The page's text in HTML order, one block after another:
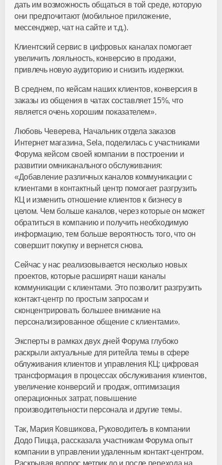
дать им возможность общаться в той среде, которую
они предпочитают (мобильное приложение,
мессенджер, чат на сайте и т.д.).
Клиентский сервис в цифровых каналах помогает
увеличить лояльность, конверсию в продажи,
привлечь новую аудиторию и снизить издержки.
В среднем, по кейсам наших клиентов, конверсия в
заказы из общения в чатах составляет 15%, что
является очень хорошим показателем».
Любовь Чеверева, Начальник отдела заказов
Интернет магазина, Sela, поделилась с участниками
Форума кейсом своей компании в построении и
развитии омниканального обслуживания:
«Добавление различных каналов коммуникации с
клиентами в контактный центр помогает разгрузить
КЦ и изменить отношение клиентов к бизнесу в
целом. Чем больше каналов, через которые он может
обратиться в компанию и получить необходимую
информацию, тем больше вероятность того, что он
совершит покупку и вернется снова.
Сейчас у нас реализовывается несколько новых
проектов, которые расширят наши каналы
коммуникации с клиентами. Это позволит разгрузить
контакт-центр по простым запросам и
сконцентрировать большее внимание на
персонализированное общение с клиентами».
Эксперты в рамках двух дней Форума глубоко
раскрыли актуальные для ритейла темы в сфере
облуживания клиентов и управления КЦ: цифровая
трансформация в процессах обслуживания клиентов,
увеличение конверсий и продаж, оптимизация
операционных затрат, повышение
производительности персонала и другие темы.
Так, Мария Ковшикова, Руководитель в компании
Додо Пицца, рассказала участникам Форума опыт
компании в управлении удаленным контакт-центром.
Раскрывая вопрос метрик до и после перехода на